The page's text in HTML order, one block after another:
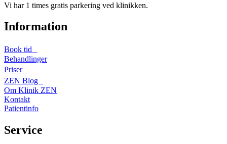
Vi har 1 times gratis parkering ved klinikken.
Information
Book tid
Behandlinger
Priser
ZEN Blog
Om Klinik ZEN
Kontakt
Patientinfo
Service